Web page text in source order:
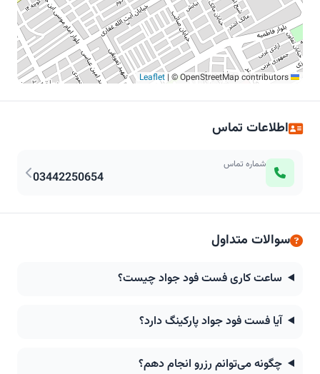
| © OpenStreetMap contributors
اطلاعات تماس
شماره تماس
03442250654
سوالات متداول
ساعت کاری فست فود جواد چیست؟
آیا فست فود جواد پارکینگ دارد؟
چگونه می‌توانم رزرو انجام دهم؟